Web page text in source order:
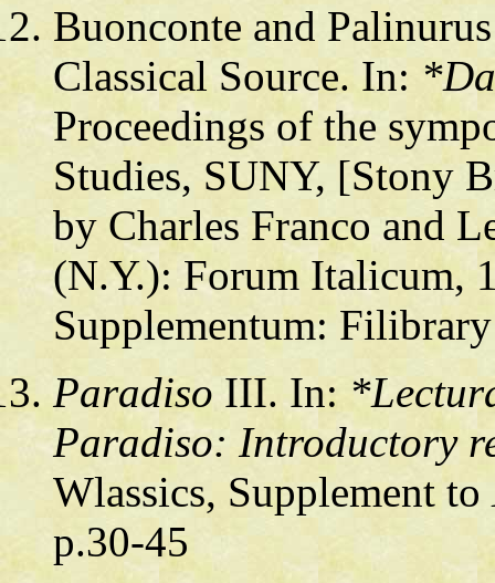
Buonconte and
Classical Source. In:
Proceedings of the
Studies, SUNY, [Stony
by Charles Franco and
(N.Y.): Forum Italicum,
Supplementum:
ParadisoIII. In:
Paradiso: Introductory
Wlassics, Supplement to
p.30-45